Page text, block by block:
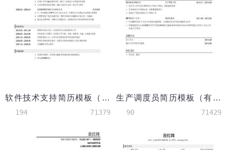
软件技术支持简历模板（社会实践丰富）
194 71379
生产调度员简历模板（有荣誉奖励）
90 71429